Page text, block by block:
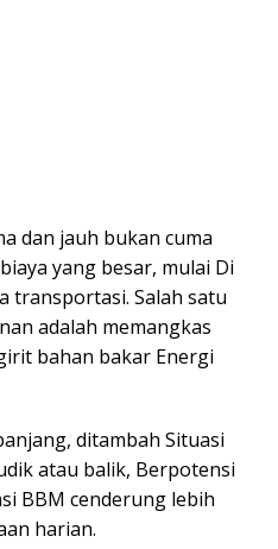
dan jauh bukan cuma
yang besar, mulai Di
transportasi. Salah satu
adalah memangkas
bahan bakar Energi
ditambah Situasi
atau balik, Berpotensi
BBM cenderung lebih
harian.